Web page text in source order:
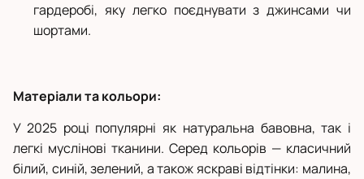
гардеробі, яку легко поєднувати з джинсами чи
шортами.
Матеріали та кольори:
У 2025 році популярні як натуральна бавовна, так і
легкі муслінові тканини. Серед кольорів — класичний
білий, синій, зелений, а також яскраві відтінки: малина,